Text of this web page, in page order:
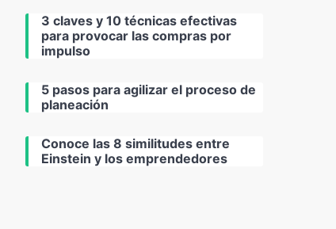
3 claves y 10 técnicas efectivas
para provocar las compras por
impulso
5 pasos para agilizar el proceso de
planeación
Conoce las 8 similitudes entre
Einstein y los emprendedores